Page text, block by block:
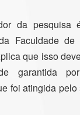
da pesquisa
Faculdade de
que isso
garantida
foi atingida